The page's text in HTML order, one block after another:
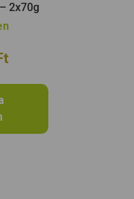
2x70g